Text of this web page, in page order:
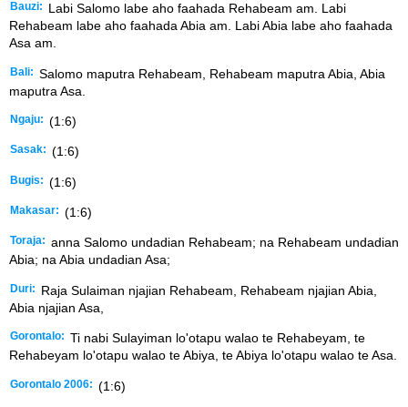
Bauzi:
Labi Salomo labe aho faahada Rehabeam am. Labi
Rehabeam labe aho faahada Abia am. Labi Abia labe aho faahada
Asa am.
Bali: Salomo maputra Rehabeam, Rehabeam maputra Abia, Abia
maputra Asa.
Ngaju: (1:6)
Sasak: (1:6)
Bugis: (1:6)
Makasar: (1:6)
Toraja: anna Salomo undadian Rehabeam; na Rehabeam undadian
Abia; na Abia undadian Asa;
Duri:
Raja Sulaiman njajian Rehabeam, Rehabeam njajian Abia,
Abia njajian Asa,
Gorontalo: Ti nabi Sulayiman lo'otapu walao te Rehabeyam, te
Rehabeyam lo'otapu walao te Abiya, te Abiya lo'otapu walao te Asa.
Gorontalo 2006: (1:6)